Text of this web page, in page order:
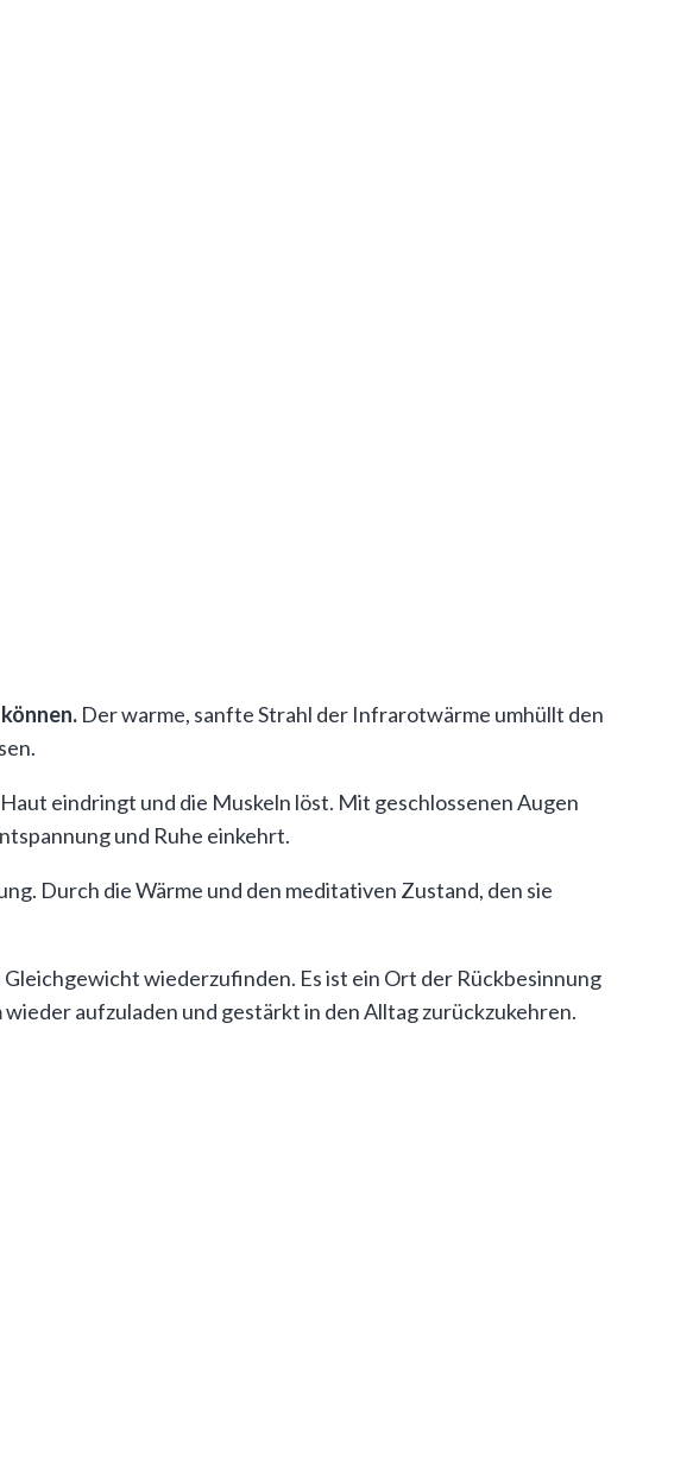
Der warme, sanfte Strahl der Infrarotwärme umhüllt den
eindringt und die Muskeln löst. Mit geschlossenen Augen
und Ruhe einkehrt.
Durch die Wärme und den meditativen Zustand, den sie
wiederzufinden. Es ist ein Ort der Rückbesinnung
aufzuladen und gestärkt in den Alltag zurückzukehren.